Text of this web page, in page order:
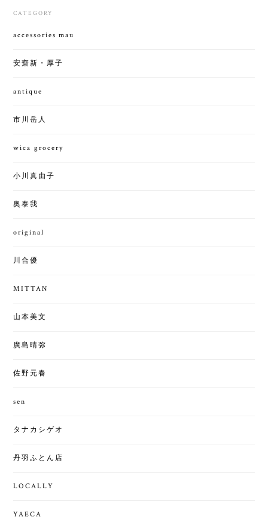
CATEGORY
accessories mau
安齋新・厚子
antique
市川岳人
wica grocery
小川真由子
奥泰我
original
川合優
MITTAN
山本美文
廣島晴弥
佐野元春
sen
タナカシゲオ
丹羽ふとん店
LOCALLY
YAECA